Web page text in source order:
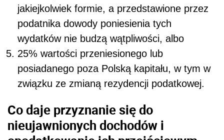
jakiejkolwiek formie, a przedstawione przez
podatnika dowody poniesienia tych
wydatków nie budzą wątpliwości, albo
25% wartości przeniesionego lub
posiadanego poza Polską kapitału, w tym w
związku ze zmianą rezydencji podatkowej.
Co daje przyznanie się do
nieujawnionych dochodów i